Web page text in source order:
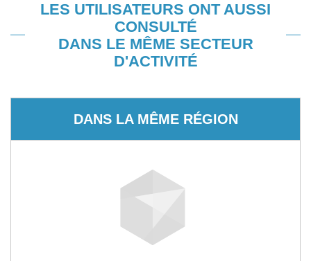
LES UTILISATEURS ONT AUSSI
CONSULTÉ
DANS LE MÊME SECTEUR
D'ACTIVITÉ
DANS LA MÊME RÉGION